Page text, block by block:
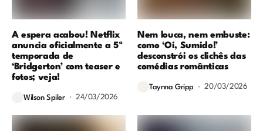
A espera acabou! Netflix
anuncia oficialmente a 5ª
temporada de
‘Bridgerton’ com teaser e
fotos; veja!
Wilson Spiler 24/03/2026
Nem louca, nem embuste:
como ‘Oi, Sumido!’
desconstrói os clichês das
comédias românticas
Taynna Gripp 20/03/2026